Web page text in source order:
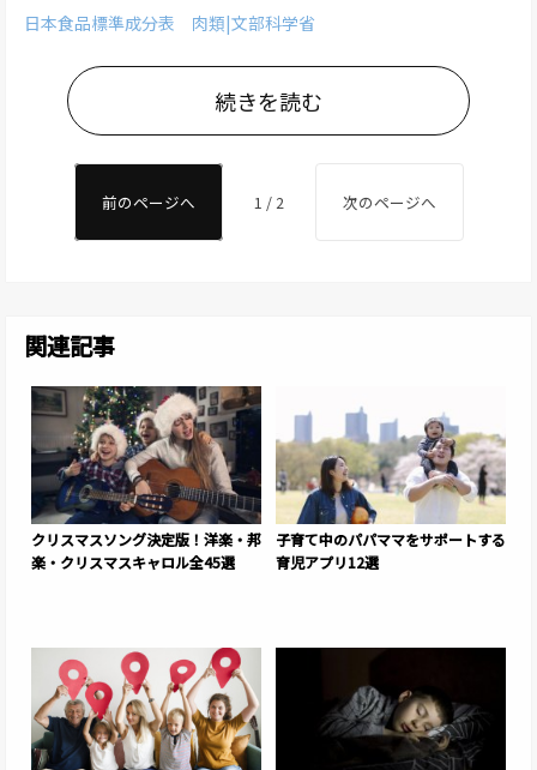
日本食品標準成分表 肉類|文部科学省
続きを読む
前のページへ 1 / 2 次のページへ
関連記事
クリスマスソング決定版！洋楽・邦
楽・クリスマスキャロル全45選
子育て中のパパママをサポートする
育児アプリ12選